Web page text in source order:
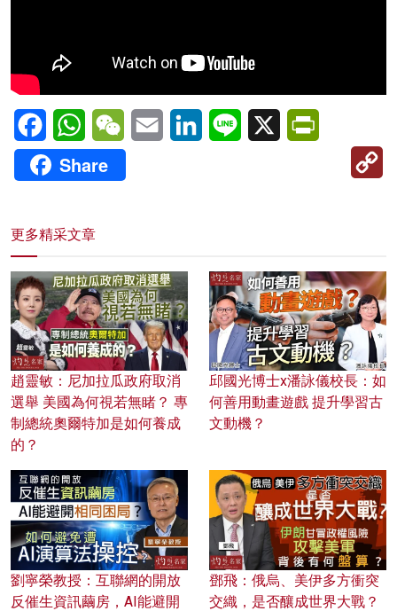
FacebookWhatsAppWeChatEmail LinkedInLine X
Share
更多精采文章
趙靈敏：尼加拉瓜政府取消
選舉 美國為何視若無睹？ 專
制總統奧爾特加是如何養成
的？
邱國光博士x潘詠儀校長：如
何善用動畫遊戲 提升學習古
文動機？
劉寧榮教授：互聯網的開放
反催生資訊繭房，AI能避開
鄧飛：俄烏、美伊多方衝突
交織，是否釀成世界大戰？